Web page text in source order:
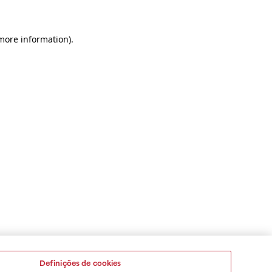
information).
Definições de cookies